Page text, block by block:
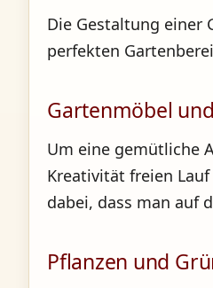
Die Gestaltung einer
perfekten
Gartenmöbel
Um eine gemütliche
Kreativität freien
dabei, dass man auf
Pflanzen und